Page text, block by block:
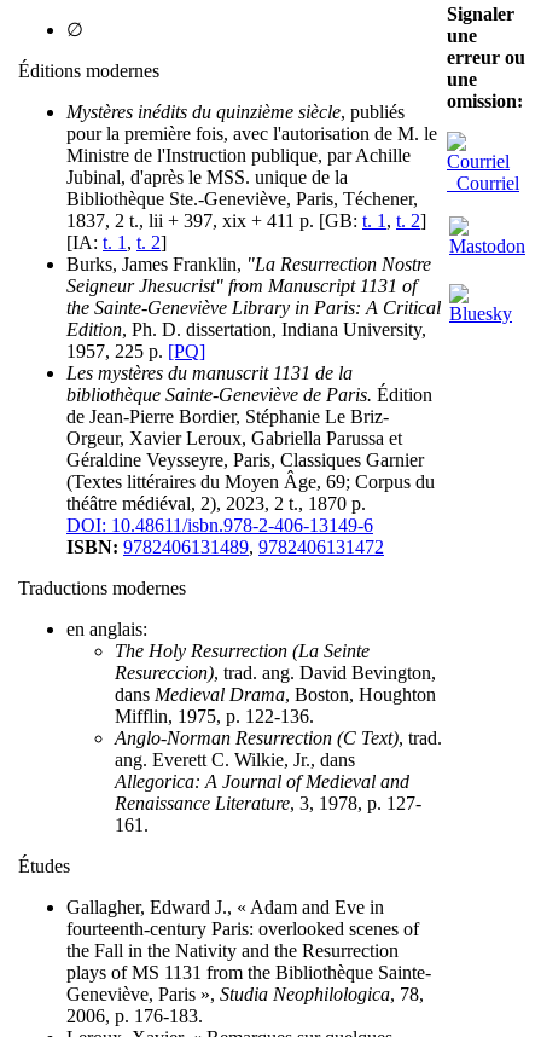
∅
Éditions modernes
Mystères inédits du quinzième siècle, publiés
pour la première fois, avec l'autorisation de M. le
Ministre de l'Instruction publique, par Achille
Jubinal, d'après le MSS. unique de la
Bibliothèque Ste.-Geneviève, Paris, Téchener,
1837, 2 t., lii + 397, xix + 411 p. [GB: t. 1 , t. 2]
[IA: t. 1 , t. 2]
Burks, James Franklin, "La Resurrection Nostre
Seigneur Jhesucrist" from Manuscript 1131 of
the Sainte-Geneviève Library in Paris: A Critical
Edition, Ph. D. dissertation, Indiana University,
1957, 225 p. [PQ]
Les mystères du manuscrit 1131 de la
bibliothèque Sainte-Geneviève de Paris. Édition
de Jean-Pierre Bordier, Stéphanie Le Briz-
Orgeur, Xavier Leroux, Gabriella Parussa et
Géraldine Veysseyre, Paris, Classiques Garnier
(Textes littéraires du Moyen Âge, 69; Corpus du
théâtre médiéval, 2), 2023, 2 t., 1870 p.
DOI: 10.48611/isbn.978-2-406-13149-6
ISBN: 9782406131489, 9782406131472
Traductions modernes
en anglais:
The Holy Resurrection (La Seinte
Resureccion), trad. ang. David Bevington,
dans Medieval Drama, Boston, Houghton
Mifflin, 1975, p. 122-136.
Anglo-Norman Resurrection (C Text), trad.
ang. Everett C. Wilkie, Jr., dans
Allegorica: A Journal of Medieval and
Renaissance Literature, 3, 1978, p. 127-
161.
Études
Gallagher, Edward J., « Adam and Eve in
fourteenth-century Paris: overlooked scenes of
the Fall in the Nativity and the Resurrection
plays of MS 1131 from the Bibliothèque Sainte-
Geneviève, Paris », Studia Neophilologica, 78,
2006, p. 176-183.
Signaler
une
erreur ou
une
omission:
Courriel